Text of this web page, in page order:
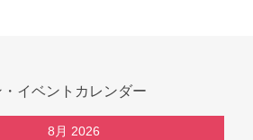
・イベントカレンダー
8月 2026